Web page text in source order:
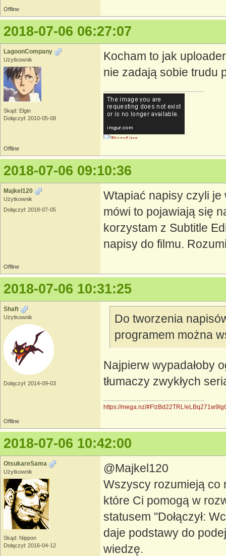
Offline
2018-07-06 06:27:07
LagoonCompany
Użytkownik
Skąd: Elgin
Dołączył: 2010-05-08
Kocham to jak
nie zadają sobie trudu
Offline
2018-07-06 09:10:36
Majkel120
Użytkownik
Dołączył: 2018-07-05
Wtapiać napisy czyli je
mówi to pojawiają się
korzystam z Subtitle
napisy do filmu.
Offline
2018-07-06 10:31:25
Shaft
Użytkownik
Dołączył: 2014-09-03
Do tworzenia
programem można
Najpierw wypadałoby
tłumaczy zwykłych
https://mega.nz/
Offline
2018-07-06 10:42:00
OtsukareSama
Użytkownik
Skąd: Nippon
Dołączył: 2016-04-12
@Majkel120
Wszyscy rozumieją co
które Ci pomogą w
statusem "Dołączył:
daje podstawy do
wiedzę.